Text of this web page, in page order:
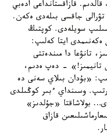
قازاقستانداعى ادەبي
جاقسى بىلەدى ەكەن.
سويلەدى. كوپتىڭ
ەكەنىمدى ايتا كەلىپ:
تانۋعا دا مىندەتتى
تانيمىز!» - دەپ ەدىم،
«بۇدان بىلاي سەنى دە
وسىنداي ءبىر كوڭىلدى
بولاشاقتا «جۇلدىز»
قازاق